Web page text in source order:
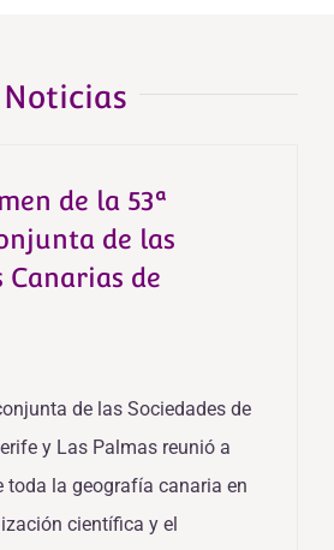
Noticias
de la 53ª
de las
Canarias de
de las Sociedades de
y Las Palmas reunió a
toda la geografía canaria en
científica y el